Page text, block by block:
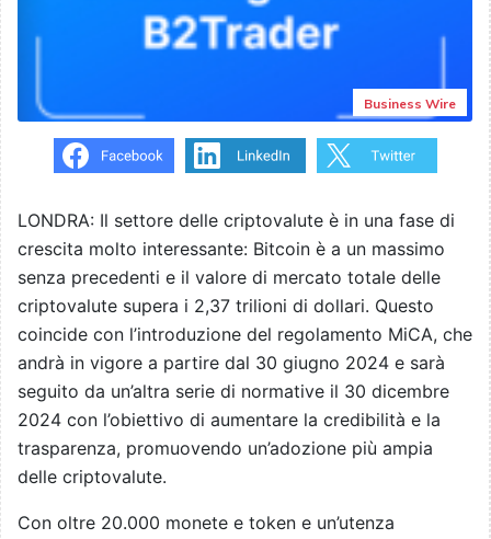
Business Wire
LONDRA: Il settore delle criptovalute è in una fase di
crescita molto interessante: Bitcoin è a un massimo
senza precedenti e il valore di mercato totale delle
criptovalute supera i 2,37 trilioni di dollari. Questo
coincide con l’introduzione del regolamento MiCA, che
andrà in vigore a partire dal 30 giugno 2024 e sarà
seguito da un’altra serie di normative il 30 dicembre
2024 con l’obiettivo di aumentare la credibilità e la
trasparenza, promuovendo un’adozione più ampia
delle criptovalute.
Con oltre 20.000 monete e token e un’utenza